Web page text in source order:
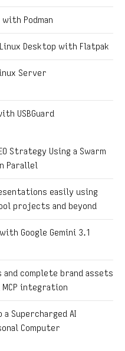
Podman
Desktop with Flatpak
Server
USBGuard
Strategy Using a Swarm
Parallel
easily using
projects and beyond
Google Gemini 3.1
complete brand assets
integration
Supercharged AI
Computer